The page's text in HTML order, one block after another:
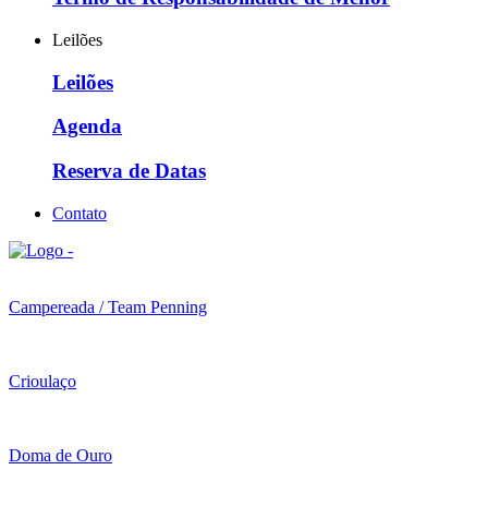
Leilões
Leilões
Agenda
Reserva de Datas
Contato
Campereada / Team Penning
Crioulaço
Doma de Ouro